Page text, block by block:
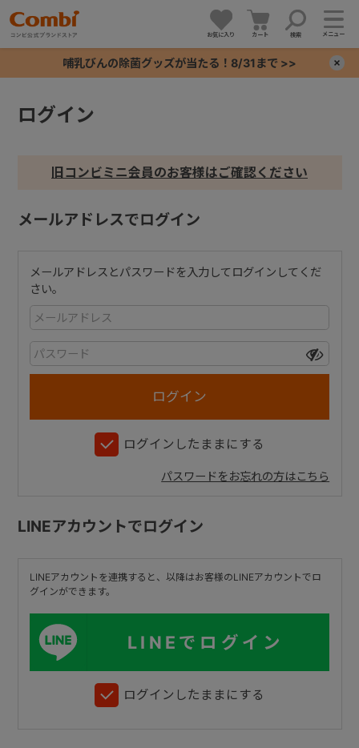
お気に入り カート 検索 メニュー
哺乳びんの除菌グッズが当たる！8/31まで >>
ログイン
旧コンビミニ会員のお客様はご確認ください
メールアドレスでログイン
メールアドレスとパスワードを入力してログインしてくだ
さい。
ログインしたままにする
パスワードをお忘れの方はこちら
LINEアカウントでログイン
LINEアカウントを連携すると、以降はお客様のLINEアカウントでロ
グインができます。
LINEでログイン
ログインしたままにする